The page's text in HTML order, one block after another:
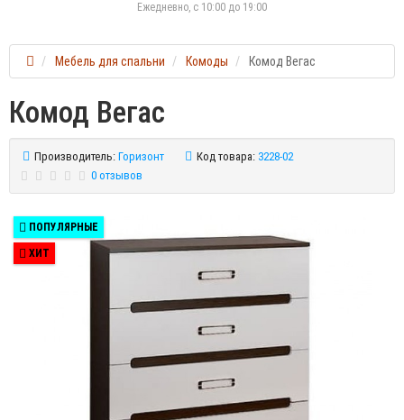
Ежедневно, с 10:00 до 19:00
Мебель для спальни Комоды Комод Вегас
Комод Вегас
Производитель: Горизонт Код товара: 3228-02
0 отзывов
ПОПУЛЯРНЫЕ
ХИТ